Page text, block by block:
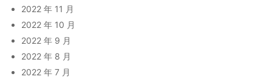
2022 年 11 月
2022 年 10 月
2022 年 9 月
2022 年 8 月
2022 年 7 月